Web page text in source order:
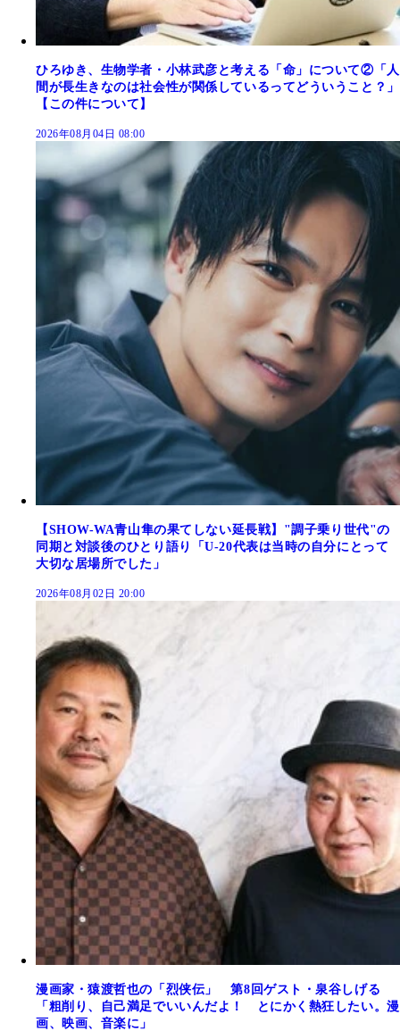
ひろゆき、生物学者・小林武彦と考える「命」について②「人
間が長生きなのは社会性が関係しているってどういうこと？」
【この件について】
2026年08月04日 08:00
【SHOW-WA青山隼の果てしない延長戦】"調子乗り世代"の
同期と対談後のひとり語り「U-20代表は当時の自分にとって
大切な居場所でした」
2026年08月02日 20:00
漫画家・猿渡哲也の「烈侠伝」 第8回ゲスト・泉谷しげる
「粗削り、自己満足でいいんだよ！ とにかく熱狂したい。漫
画、映画、音楽に」